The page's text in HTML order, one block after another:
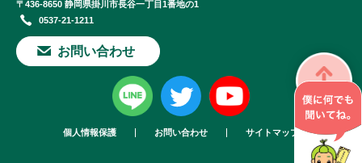
〒436-8650 静岡県掛川市長谷一丁目1番地の1
0537-21-1211
お問い合わせ
個人情報保護 お問い合わせ サイトマップ